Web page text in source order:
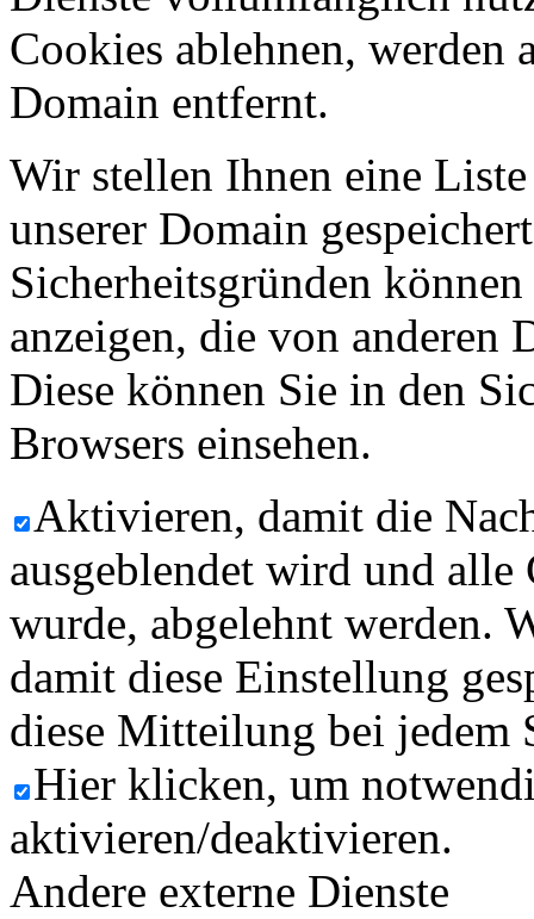
Cookies ablehnen, werden
Domain entfernt.
Wir stellen Ihnen eine
unserer Domain
Sicherheitsgründen
anzeigen, die von anderen
Diese können Sie in den
Browsers einsehen.
Aktivieren, damit die
ausgeblendet wird und
wurde, abgelehnt werden.
damit diese Einstellung
diese Mitteilung bei jedem
Hier klicken, um
aktivieren/deaktivieren.
Andere externe Dienste